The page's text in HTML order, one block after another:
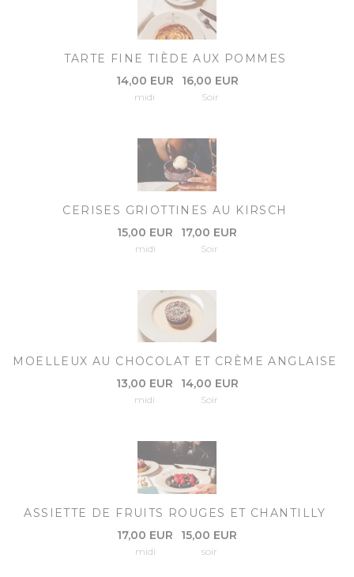
TARTE FINE TIÈDE AUX POMMES
14,00 EUR
midi
16,00 EUR
Soir
CERISES GRIOTTINES AU KIRSCH
15,00 EUR
midi
17,00 EUR
Soir
MOELLEUX AU CHOCOLAT ET CRÈME ANGLAISE
13,00 EUR
midi
14,00 EUR
Soir
ASSIETTE DE FRUITS ROUGES ET CHANTILLY
17,00 EUR
midi
15,00 EUR
soir